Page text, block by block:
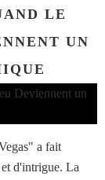
LE
UN
a fait
d'intrigue. La